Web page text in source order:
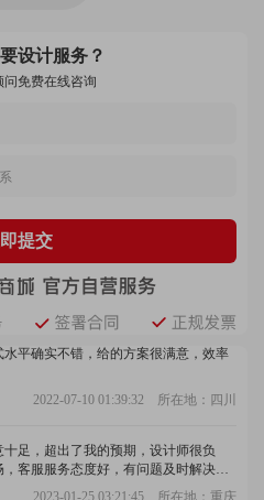
设计服务？
问免费在线咨询
提交
挺好，还是专业的好，转换了好几个格
推荐给朋友了
好，推荐给大家
构思很新颖，别具一格，也很耐心，对
2023-01-05 00:15:13 所在地：山东
水平确实不错，给的方案很满意，效率
2022-07-10 01:39:32 所在地：四川
十足，超出了我的预期，设计师很负
客服服务态度好，有问题及时解决，
2023-01-25 03:21:45 所在地：重庆